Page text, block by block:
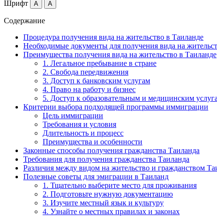
Шрифт A A
Содержание
Процедура получения вида на жительство в Таиланде
Необходимые документы для получения вида на
Преимущества получения вида на жительство в Таиланде
1. Легальное пребывание в стране
2. Свобода передвижения
3. Доступ к банковским услугам
4. Право на работу и бизнес
5. Доступ к образовательным и медицинским
Критерии выбора подходящей программы иммиграции
Цель иммиграции
Требования и условия
Длительность и процесс
Преимущества и особенности
Законные способы получения гражданства Таиланда
Требования для получения гражданства Таиланда
Различия между видом на жительство и гражданством
Полезные советы для эмиграции в Таиланд
1. Тщательно выберите место для проживания
2. Подготовьте нужную документацию
3. Изучите местный язык и культуру
4. Узнайте о местных правилах и законах